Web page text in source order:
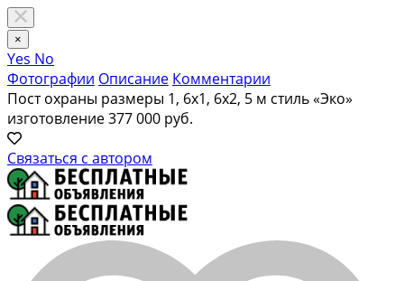
×
Yes No
Фотографии Описание Комментарии
Пост охраны размеры 1, 6х1, 6х2, 5 м стиль «Эко»
изготовление377 000 руб.
Связаться с автором